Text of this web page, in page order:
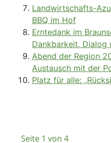
Platz für alle:
Beispielkategorie
Seite 1 von 4